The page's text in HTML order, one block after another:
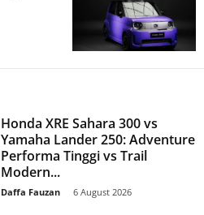
Honda XRE Sahara 300 vs
Yamaha Lander 250: Adventure
Performa Tinggi vs Trail
Modern...
Daffa Fauzan 6 August 2026